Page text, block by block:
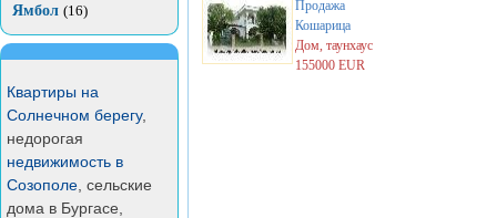
Ямбол (16)
Квартиры на
Солнечном берегу,
недорогая
недвижимость в
Созополе , сельские
дома в Бургасе,
Продажа
Кошарица
Дом, таунхаус
155000 EUR